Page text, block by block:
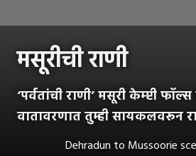
मसूरीची राणी
‘पर्वतांची राणी’ मसूरी केम्प्टी
वातावरणात तुम्ही सायकलवरून
Dehradun to Mussoorie